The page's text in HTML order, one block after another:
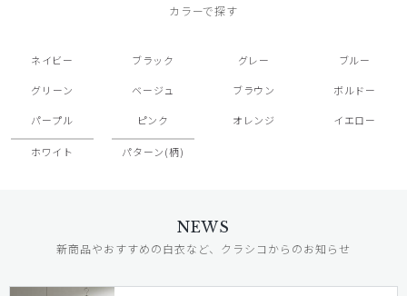
カラーで探す
ネイビー ブラック グレー ブルー
グリーン ベージュ ブラウン ボルドー
パープル ピンク オレンジ イエロー
ホワイト パターン(柄)
NEWS
新商品やおすすめの白衣など、クラシコからのお知らせ